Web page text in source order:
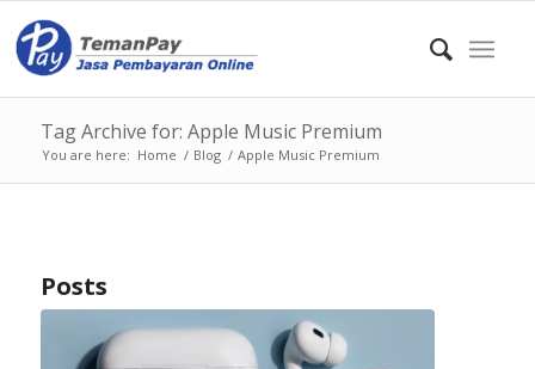
Tag Archive for: Apple Music Premium
You are here: Home / Blog / Apple Music Premium
Posts